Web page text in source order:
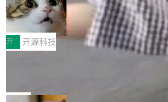
者部落知识"。 换个写法。Rust 的 enum
变体：Switchable...
样。这是 Sandstorm.io 的重制版，我十
那个创业公司。不同的是，这次它构建在
lare Workers 上——我花了九年时间搭建
——并且深度集成了 AI。这基本上是我十
计思路很直接：每个对象是一个独立的
数据库，按名称寻址，复制到你自己的
存储库里。节点之间只通过这个存储库
没有控制平面，没有共识协议。每个对象
个小型数据库，应用天然按分片构建，单
库的竞争和爆炸半径问题在设计层面就被
了。 闲置的 cell 会休眠到几乎不占资源
鲁大师7月新机性能/流畅/AI榜：vivo
性能、流畅双第一，三星Galaxy Z系
新折叠缺席
2026年7月的手机市场，由于存储等硬件
增，手机厂商的日子也不好过啊，新机速
放缓，因此硝烟味淡了许多。新机参数规
Fold8 / Z Flip8）外，其余要么是中低端
例如iQOO Z11i、REDMI Note 17、
开 开源科技
Zed 编辑器团队发布了新项目
个在 git commit 之间记录每一次编辑操